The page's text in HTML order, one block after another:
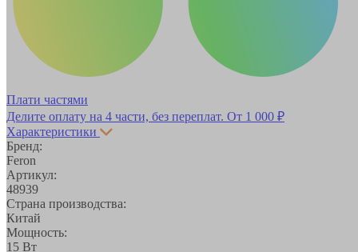
Плати частями
Делите оплату на 4 части, без переплат. От 1 000 ₽
Характеристики
Бренд:
Feron
Артикул:
48939
Страна производства:
Китай
Мощность:
15 Вт